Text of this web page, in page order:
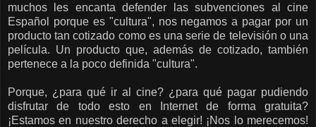
muchos les encanta defender las subvenciones al cine
Español porque es "cultura", nos negamos a pagar por un
producto tan cotizado como es una serie de televisión o una
película. Un producto que, además de cotizado, también
pertenece a la poco definida "cultura".
Porque, ¿para qué ir al cine? ¿para qué pagar pudiendo
disfrutar de todo esto en Internet de forma gratuita?
¡Estamos en nuestro derecho a elegir! ¡Nos lo merecemos!